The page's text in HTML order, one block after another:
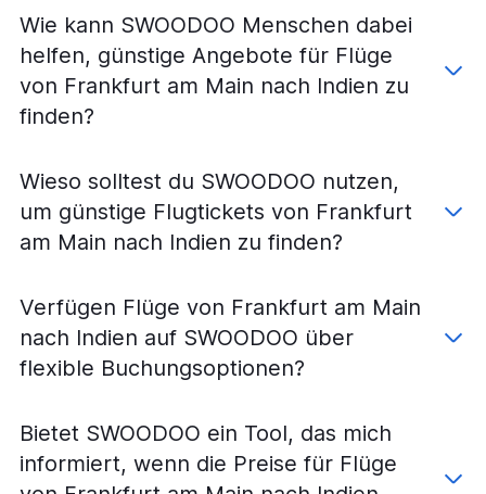
Wie kann SWOODOO Menschen dabei
helfen, günstige Angebote für Flüge
von Frankfurt am Main nach Indien zu
finden?
Wieso solltest du SWOODOO nutzen,
um günstige Flugtickets von Frankfurt
am Main nach Indien zu finden?
Verfügen Flüge von Frankfurt am Main
nach Indien auf SWOODOO über
flexible Buchungsoptionen?
Bietet SWOODOO ein Tool, das mich
informiert, wenn die Preise für Flüge